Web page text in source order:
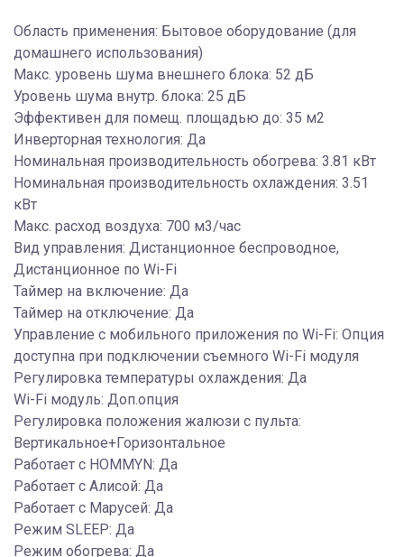
Область применения: Бытовое оборудование (для
домашнего использования)
Макс. уровень шума внешнего блока: 52 дБ
Уровень шума внутр. блока: 25 дБ
Эффективен для помещ. площадью до: 35 м2
Инверторная технология: Да
Номинальная производительность обогрева: 3.81 кВт
Номинальная производительность охлаждения: 3.51
кВт
Макс. расход воздуха: 700 м3/час
Вид управления: Дистанционное беспроводное,
Дистанционное по Wi-Fi
Таймер на включение: Да
Таймер на отключение: Да
Управление c мобильного приложения по Wi-Fi: Опция
доступна при подключении съемного Wi-Fi модуля
Регулировка температуры охлаждения: Да
Wi-Fi модуль: Доп.опция
Регулировка положения жалюзи с пульта:
Вертикальное+Горизонтальное
Работает с HOMMYN: Да
Работает с Алисой: Да
Работает с Марусей: Да
Режим SLEEP: Да
Режим обогрева: Да